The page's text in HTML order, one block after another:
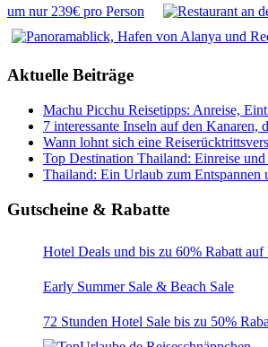
um nur 239€ pro Person
Aktuelle Beiträge
Machu Picchu Reisetipps: Anreise,
7 interessante Inseln auf den Kanaren,
Wann lohnt sich eine
Top Destination Thailand: Einreise und
Thailand: Ein Urlaub zum Entspannen
Gutscheine & Rabatte
Hotel Deals und bis zu 60% Rabatt auf
Early Summer Sale & Beach Sale
72 Stunden Hotel Sale bis zu 50%